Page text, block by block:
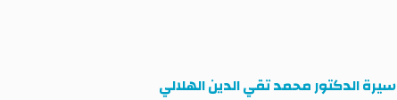
سيرة الدكتور محمد تقي الدين الهلالي